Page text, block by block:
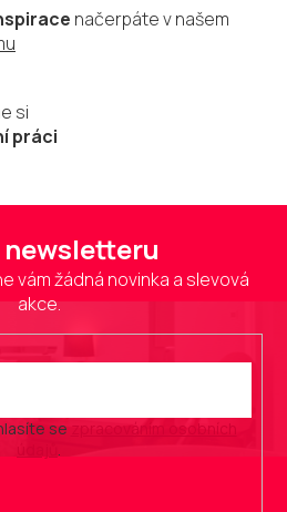
u
načerpáte v našem
si
práci
vám žádná novinka a slevová
akce.
se zpracováním osobních
.